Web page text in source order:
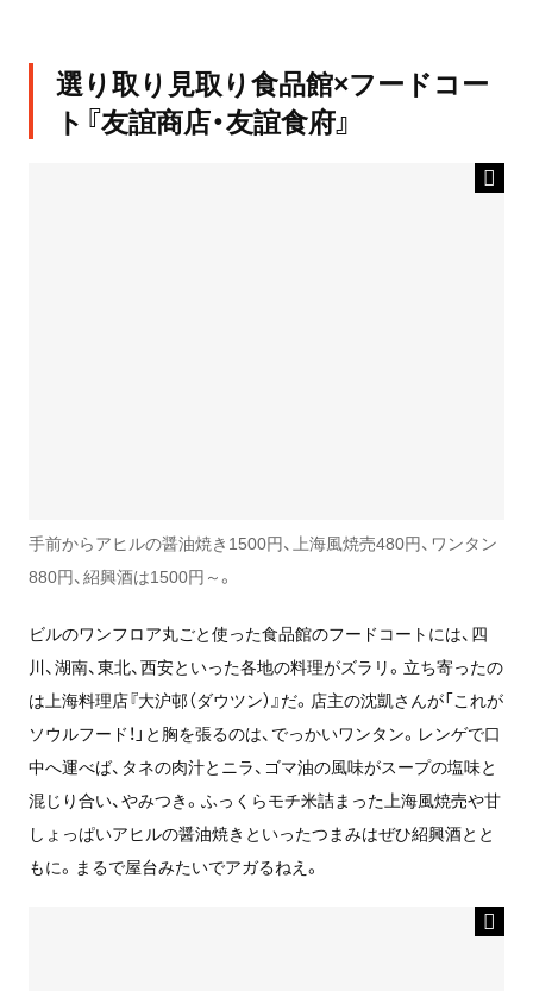
選り取り見取り食品館×フードコー
ト『友誼商店・友誼食府』
手前からアヒルの醤油焼き1500円、上海風焼売480円、ワンタン
880円、紹興酒は1500円～。
ビルのワンフロア丸ごと使った食品館のフードコートには、四
川、湖南、東北、西安といった各地の料理がズラリ。立ち寄ったの
は上海料理店『大沪邨（ダウツン）』だ。店主の沈凱さんが「これが
ソウルフード！」と胸を張るのは、でっかいワンタン。レンゲで口
中へ運べば、タネの肉汁とニラ、ゴマ油の風味がスープの塩味と
混じり合い、やみつき。ふっくらモチ米詰まった上海風焼売や甘
しょっぱいアヒルの醤油焼きといったつまみはぜひ紹興酒とと
もに。まるで屋台みたいでアガるねえ。